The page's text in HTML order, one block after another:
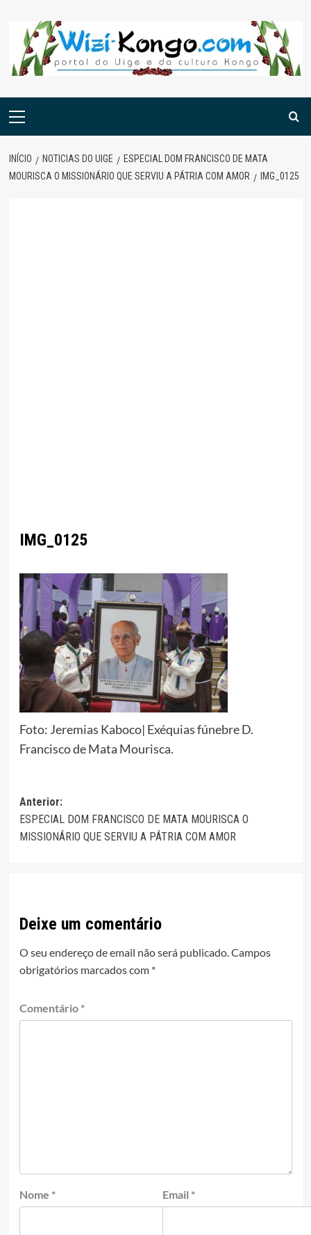
content
Menu
INÍCIO NOTICIAS DO UIGE
ESPECIAL DOM FRANCISCO DE MATA
MOURISCA O MISSIONÁRIO QUE SERVIU A PÁTRIA COM AMOR
IMG_0125
IMG_0125
Foto: Jeremias Kaboco| Exéquias fúnebre D.
Francisco de Mata Mourisca.
Navegação
de
Anterior:
ESPECIAL DOM FRANCISCO DE MATA MOURISCA O
MISSIONÁRIO QUE SERVIU A PÁTRIA COM AMOR
Deixe um comentário
O seu endereço de email não será publicado.Campos
obrigatórios marcados com *
Comentário *
Nome * Email *